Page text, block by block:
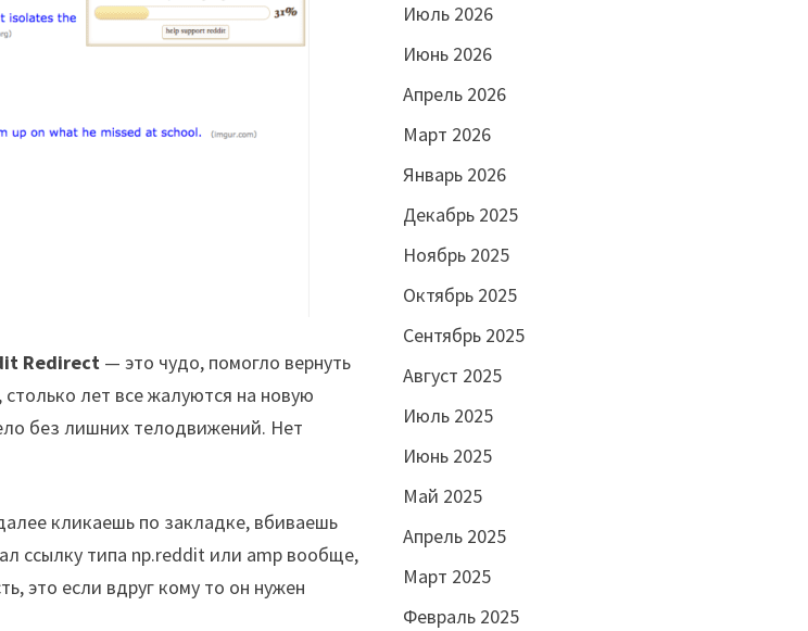
Redirect — это чудо, помогло вернуть
лет все жалуются на новую
без лишних телодвижений. Нет
кликаешь по закладке, вбиваешь
ссылку типа np.reddit или amp вообще,
это если вдруг кому то он нужен
Июль 2026
Июнь 2026
Апрель 2026
Март 2026
Январь 2026
Декабрь 2025
Ноябрь 2025
Октябрь 2025
Сентябрь 2025
Август 2025
Июль 2025
Июнь 2025
Май 2025
Апрель 2025
Март 2025
Февраль 2025